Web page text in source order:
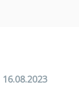
16.08.2023